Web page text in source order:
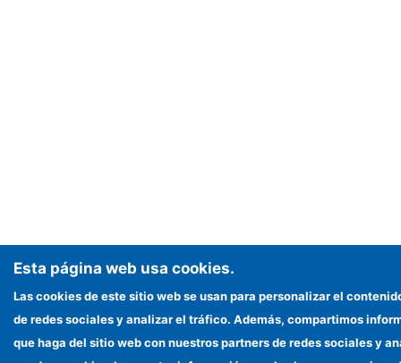
Esta página web usa cookies.
Las cookies de este sitio web se usan para personalizar el
de redes sociales y analizar el tráfico. Además, compartimos
que haga del sitio web con nuestros partners de redes sociales y